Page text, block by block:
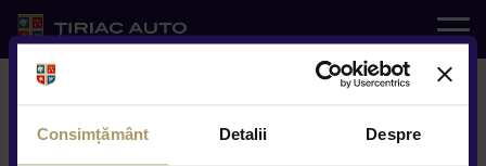
Consimțământ Detalii Despre
Auto rulate